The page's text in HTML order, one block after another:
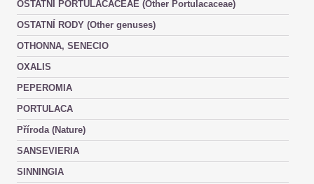
OSTATNÍ PORTULACACEAE (Other Portulacaceae)
OSTATNÍ RODY (Other genuses)
OTHONNA, SENECIO
OXALIS
PEPEROMIA
PORTULACA
Příroda (Nature)
SANSEVIERIA
SINNINGIA